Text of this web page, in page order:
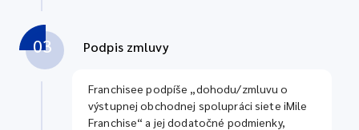
03 Podpis zmluvy
Franchisee podpíše „dohodu/zmluvu o
výstupnej obchodnej spolupráci siete iMile
Franchise“ a jej dodatočné podmienky,